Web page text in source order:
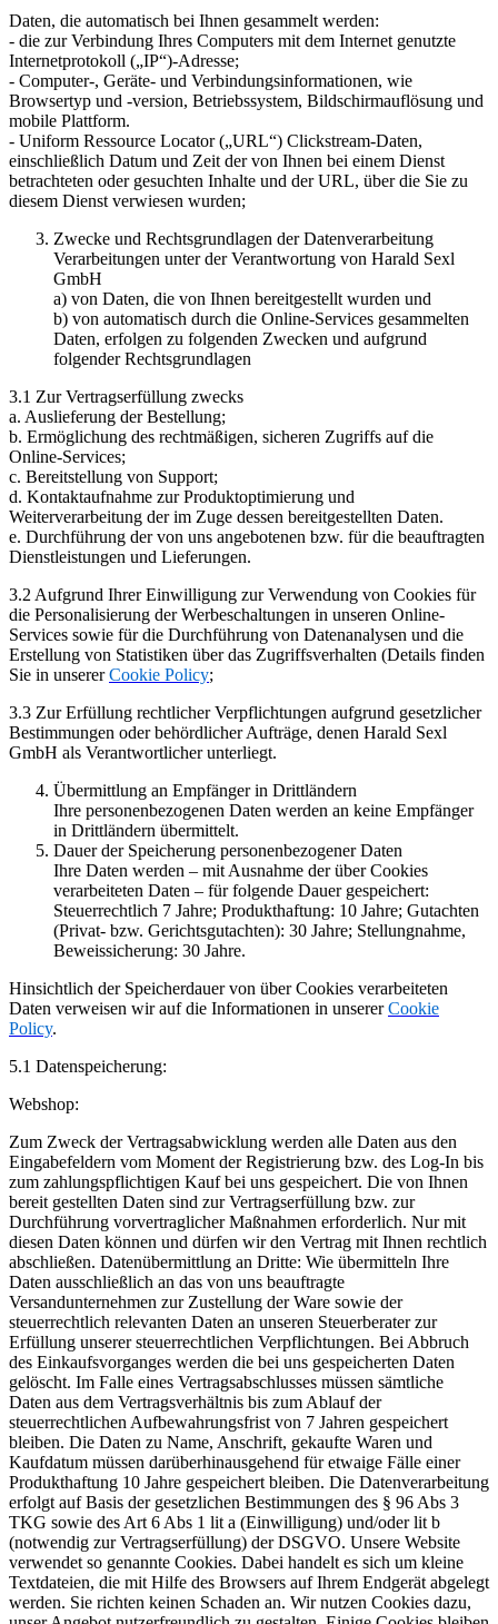
Daten, die automatisch bei Ihnen gesammelt werden:
- die zur Verbindung Ihres Computers mit dem Internet genutzte
Internetprotokoll („IP“)-Adresse;
- Computer-, Geräte- und Verbindungsinformationen, wie
Browsertyp und -version, Betriebssystem, Bildschirmauflösung und
mobile Plattform.
- Uniform Ressource Locator („URL“) Clickstream-Daten,
einschließlich Datum und Zeit der von Ihnen bei einem Dienst
betrachteten oder gesuchten Inhalte und der URL, über die Sie zu
diesem Dienst verwiesen wurden;
Zwecke und Rechtsgrundlagen der Datenverarbeitung
Verarbeitungen unter der Verantwortung von Harald Sexl
GmbH
a) von Daten, die von Ihnen bereitgestellt wurden und
b) von automatisch durch die Online-Services gesammelten
Daten, erfolgen zu folgenden Zwecken und aufgrund
folgender Rechtsgrundlagen
3.1 Zur Vertragserfüllung zwecks
a. Auslieferung der Bestellung;
b. Ermöglichung des rechtmäßigen, sicheren Zugriffs auf die
Online-Services;
c. Bereitstellung von Support;
d. Kontaktaufnahme zur Produktoptimierung und
Weiterverarbeitung der im Zuge dessen bereitgestellten Daten.
e. Durchführung der von uns angebotenen bzw. für die beauftragten
Dienstleistungen und Lieferungen.
3.2 Aufgrund Ihrer Einwilligung zur Verwendung von Cookies für
die Personalisierung der Werbeschaltungen in unseren Online-
Services sowie für die Durchführung von Datenanalysen und die
Erstellung von Statistiken über das Zugriffsverhalten (Details finden
Sie in unsererCookie Policy;
3.3 Zur Erfüllung rechtlicher Verpflichtungen aufgrund gesetzlicher
Bestimmungen oder behördlicher Aufträge, denen Harald Sexl
GmbH als Verantwortlicher unterliegt.
Übermittlung an Empfänger in Drittländern
Ihre personenbezogenen Daten werden an keine Empfänger
in Drittländern übermittelt.
Dauer der Speicherung personenbezogener Daten
Ihre Daten werden – mit Ausnahme der über Cookies
verarbeiteten Daten – für folgende Dauer gespeichert:
Steuerrechtlich 7 Jahre; Produkthaftung: 10 Jahre; Gutachten
(Privat- bzw. Gerichtsgutachten): 30 Jahre; Stellungnahme,
Beweissicherung: 30 Jahre.
Hinsichtlich der Speicherdauer von über Cookies verarbeiteten
Daten verweisen wir auf die Informationen in unsererCookie
Policy.
5.1 Datenspeicherung:
Webshop:
Zum Zweck der Vertragsabwicklung werden alle Daten aus den
Eingabefeldern vom Moment der Registrierung bzw. des Log-In bis
zum zahlungspflichtigen Kauf bei uns gespeichert. Die von Ihnen
bereit gestellten Daten sind zur Vertragserfüllung bzw. zur
Durchführung vorvertraglicher Maßnahmen erforderlich. Nur mit
diesen Daten können und dürfen wir den Vertrag mit Ihnen rechtlich
abschließen. Datenübermittlung an Dritte: Wie übermitteln Ihre
Daten ausschließlich an das von uns beauftragte
Versandunternehmen zur Zustellung der Ware sowie der
steuerrechtlich relevanten Daten an unseren Steuerberater zur
Erfüllung unserer steuerrechtlichen Verpflichtungen. Bei Abbruch
des Einkaufsvorganges werden die bei uns gespeicherten Daten
gelöscht. Im Falle eines Vertragsabschlusses müssen sämtliche
Daten aus dem Vertragsverhältnis bis zum Ablauf der
steuerrechtlichen Aufbewahrungsfrist von 7 Jahren gespeichert
bleiben. Die Daten zu Name, Anschrift, gekaufte Waren und
Kaufdatum müssen darüberhinausgehend für etwaige Fälle einer
Produkthaftung 10 Jahre gespeichert bleiben. Die Datenverarbeitung
erfolgt auf Basis der gesetzlichen Bestimmungen des § 96 Abs 3
TKG sowie des Art 6 Abs 1 lit a (Einwilligung) und/oder lit b
(notwendig zur Vertragserfüllung) der DSGVO. Unsere Website
verwendet so genannte Cookies. Dabei handelt es sich um kleine
Textdateien, die mit Hilfe des Browsers auf Ihrem Endgerät abgelegt
werden. Sie richten keinen Schaden an. Wir nutzen Cookies dazu,